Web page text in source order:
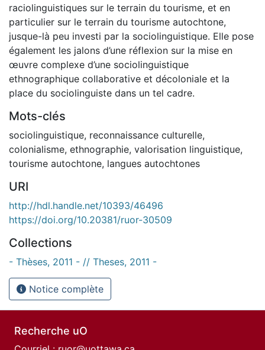
raciolinguistiques sur le terrain du tourisme, et en
particulier sur le terrain du tourisme autochtone,
jusque-là peu investi par la sociolinguistique. Elle pose
également les jalons d’une réflexion sur la mise en
œuvre complexe d’une sociolinguistique
ethnographique collaborative et décoloniale et la
place du sociolinguiste dans un tel cadre.
Mots-clés
sociolinguistique, reconnaissance culturelle,
colonialisme, ethnographie, valorisation linguistique,
tourisme autochtone, langues autochtones
URI
http://hdl.handle.net/10393/46496
https://doi.org/10.20381/ruor-30509
Collections
- Thèses, 2011 - // Theses, 2011 -
Notice complète
Recherche uO